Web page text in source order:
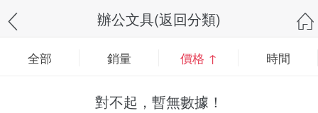
辦公文具(返回分類)
全部 銷量 價格 ↑ 時間
對不起，暫無數據！